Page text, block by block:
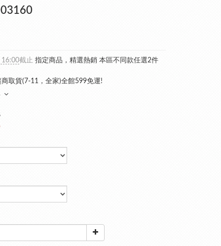
截止 指定商品，精選熱銷 本區不同款任選2件
取貨(7-11，全家)全館599免運!